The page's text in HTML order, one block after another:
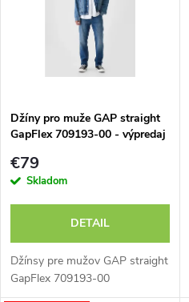
v
v
Džíny pro muže GAP straight
GapFlex 709193-00 - výpredaj
€79
Skladom
DETAIL
Džínsy pre mužov GAP straight
GapFlex 709193-00